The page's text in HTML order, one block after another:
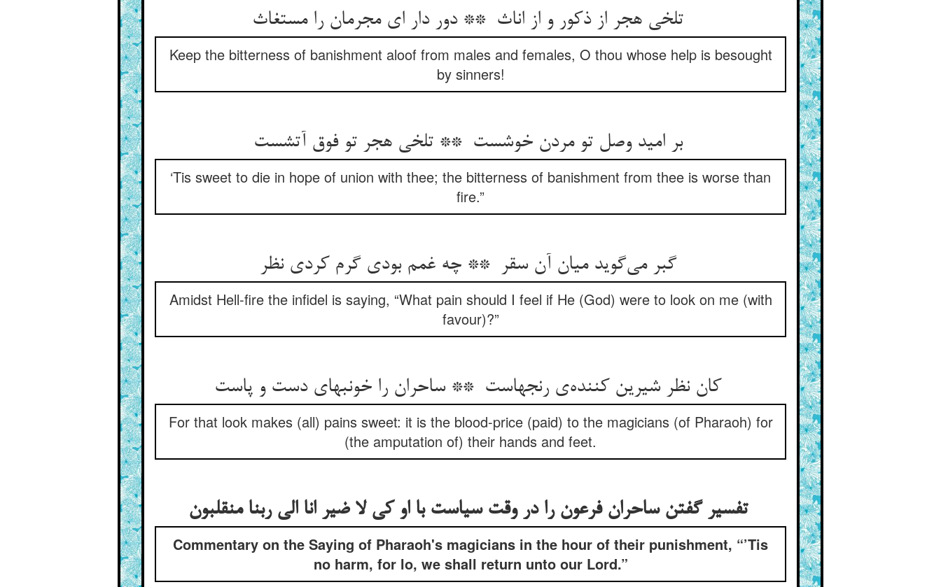
Keep the bitterness of banishment aloof from males and females, O thou whose help is besought
by sinners!
بر امید وصل تو مردن خوشست ** تلخی هجر تو فوق آتشست
‘Tis sweet to die in hope of union with thee; the bitterness of banishment from thee is worse than
fire.”
گبر می‌گوید میان آن سقر ** چه غمم بودی گرم کردی نظر
Amidst Hell-fire the infidel is saying, “What pain should I feel if He (God) were to look on me (with
favour)?”
For that look makes (all) pains sweet: it is the blood-price (paid) to the magicians (of Pharaoh) for
(the amputation of) their hands and feet.
تفسیر گفتن ساحران فرعون را در وقت سیاست با او کی لا ضیر انا الی ربنا منقلبون
Commentary on the Saying of Pharaoh's magicians in the hour of their punishment, “’Tis
no harm, for lo, we shall return unto our Lord.”